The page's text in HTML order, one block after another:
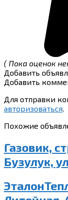
( Пока оценок
Добавить
Добавить
Для отправки
авторизоваться.
Похожие
Газовик,
Бузулук,